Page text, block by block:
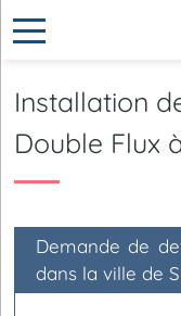
Installation
Double Flux
Demande de
dans la ville de